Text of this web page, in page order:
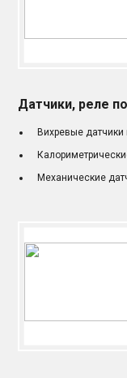
Датчики, реле
Вихревые датчики
Механические